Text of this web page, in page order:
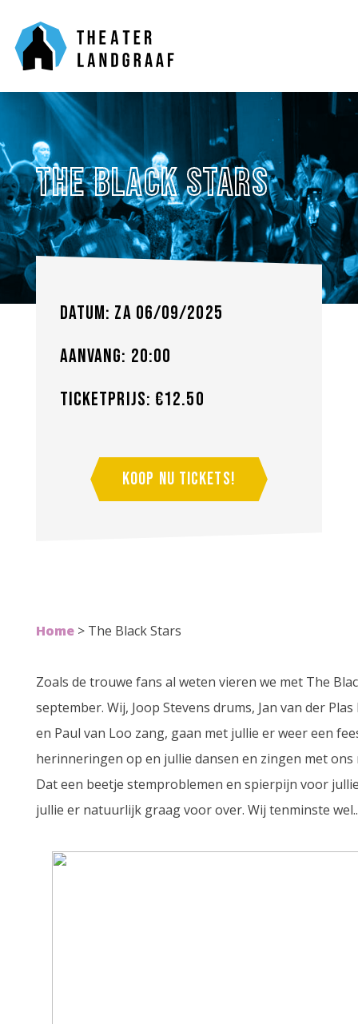
The Black Stars
Datum: za 06/09/2025
Aanvang: 20:00
Ticketprijs: €12.50
Koop nu tickets!
Home> The Black Stars
Zoals de trouwe fans al weten vieren we met The
september. Wij, Joop Stevens drums, Jan van der
en Paul van Loo zang, gaan met jullie er weer een
herinneringen op en jullie dansen en zingen met ons
Dat een beetje stemproblemen en spierpijn voor
jullie er natuurlijk graag voor over. Wij tenminste